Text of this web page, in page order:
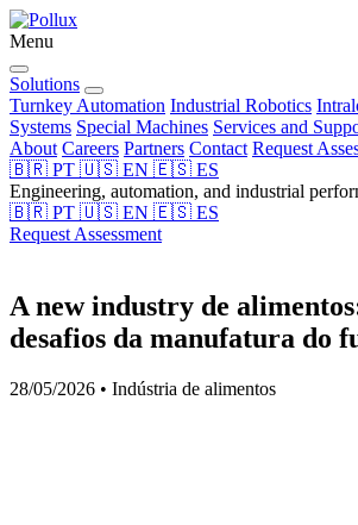
Menu
Solutions
Turnkey Automation Industrial Robotics
Systems Special Machines Services and
About Careers Partners Contact Request
🇧🇷 PT 🇺🇸 EN 🇪🇸 ES
Engineering, automation, and industrial
🇧🇷 PT 🇺🇸 EN 🇪🇸 ES
Request Assessment
A new industry de
desafios da manufatura do
28/05/2026 • Indústria de alimentos